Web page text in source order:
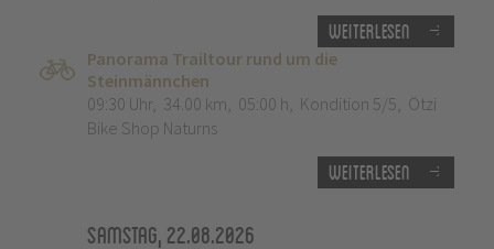
Weiterlesen
Panorama Trailtour rund um die
Steinmännchen
09:30 Uhr, 34.00 km, 05:00 h, Kondition 5/5, Ötzi
Bike Shop Naturns
Weiterlesen
Samstag, 22.08.2026